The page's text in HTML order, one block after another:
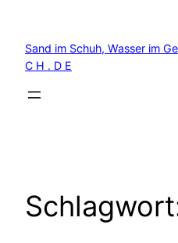
springen
Sand im Schuh, Wasser im
C H . D E